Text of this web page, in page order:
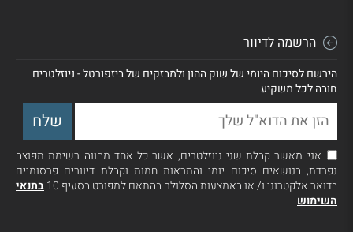
הרשמה לדיוור
הירשם לסיכום היומי של שוק ההון ולמבזקים של ביזפורטל - ניוזלטרים
חובה לכל משקיע
אני מאשר קבלת שני ניוזלטרים, אשר כל אחד מהווה רשימת תפוצה
נפרדת, בנושאים סיכום יומי והתראות חמות וקבלת דיוורים פרסומיים
בדואר אלקטרוני ו/ או באמצעות הסלולר בהתאם למפורט בסעיף 10
בתנאי
השימוש